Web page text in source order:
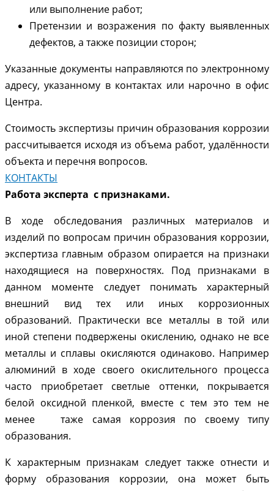
или выполнение работ;
Претензии и возражения по факту выявленных
дефектов, а также позиции сторон;
Указанные документы направляются по электронному
адресу, указанному в контактах или нарочно в офис
Центра.
Стоимость экспертизы причин образования коррозии
рассчитывается исходя из объема работ, удалённости
объекта и перечня вопросов.
КОНТАКТЫ
Работа эксперта с признаками.
В ходе обследования различных материалов и
изделий по вопросам причин образования коррозии,
экспертиза главным образом опирается на признаки
находящиеся на поверхностях. Под признаками в
данном моменте следует понимать характерный
внешний вид тех или иных коррозионных
образований. Практически все металлы в той или
иной степени подвержены окислению, однако не все
металлы и сплавы окисляются одинаково. Например
алюминий в ходе своего окислительного процесса
часто приобретает светлые оттенки, покрывается
белой оксидной пленкой, вместе с тем это тем не
менее таже самая коррозия по своему типу
образования.
К характерным признакам следует также отнести и
форму образования коррозии, она может быть